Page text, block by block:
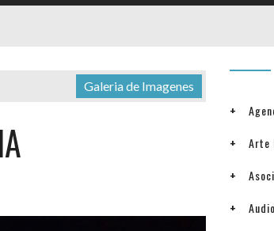
Galeria de Imagenes
Arte